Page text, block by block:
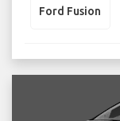
Ford Fusion